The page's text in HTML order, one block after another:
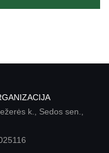
k., Sedos sen.,